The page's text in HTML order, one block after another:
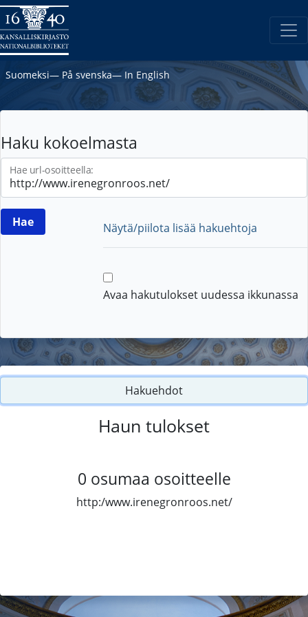
Suomeksi― På svenska― In English
Haku kokoelmasta
Hae url-osoitteella:
Näytä/piilota lisää hakuehtoja
Avaa hakutulokset uudessa ikkunassa
Hakuehdot
Haun tulokset
0 osumaa osoitteelle
http:/www.irenegronroos.net/